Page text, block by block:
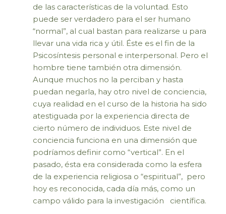
de las características de la voluntad. Esto
puede ser verdadero para el ser humano
“normal”, al cual bastan para realizarse u para
llevar una vida rica y útil. Éste es el fin de la
Psicosíntesis personal e interpersonal. Pero el
hombre tiene también otra dimensión.
Aunque muchos no la perciban y hasta
puedan negarla, hay otro nivel de conciencia,
cuya realidad en el curso de la historia ha sido
atestiguada por la experiencia directa de
cierto número de individuos. Este nivel de
conciencia funciona en una dimensión que
podríamos definir como “vertical”. En el
pasado, ésta era considerada como la esfera
de la experiencia religiosa o “espiritual”, pero
hoy es reconocida, cada día más, como un
campo válido para la investigación científica.